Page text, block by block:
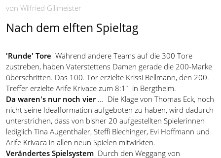
von Wilfried Gillmeister
Nach dem elften Spieltag
'Runde' Tore  Während andere Teams auf die 300 Tore
zustreben, haben Vaterstettens Damen gerade die 200-Marke
überschritten. Das 100. Tor erzielte Krissi Bellmann, den 200.
Treffer erzielte Arife Krivace zum 8:11 in Bergtheim.
Da waren's nur noch vier...  Die Klage von Thomas Eck, noch
nicht seine Idealformation aufgeboten zu haben, wird dadurch
unterstrichen, dass von bisher 20 aufgestellten Spielerinnen
lediglich Tina Augenthaler, Steffi Blechinger, Evi Hoffmann und
Arife Krivaca in allen neun Spielen mitwirkten.
Verändertes Spielsystem  Durch den Weggang von